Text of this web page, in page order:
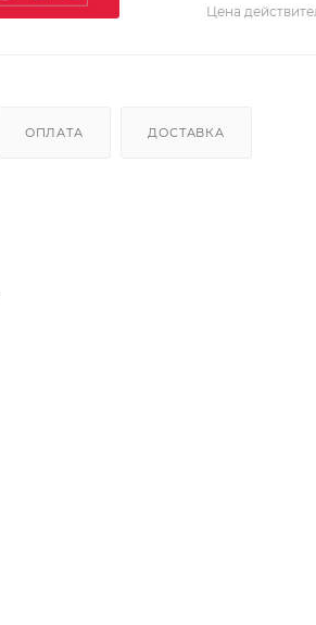
Цена
ОПЛАТА ДОСТАВКА